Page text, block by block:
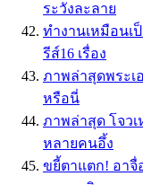
ระวังละลาย
ทำงานเหมือนเ
รีส์16 เรื่อง
ภาพล่าสุดพระเ
หรือนี่
ภาพล่าสุด โจวเ
หลายคนอึ้ง
ขยี้ตาแตก! อาจื่